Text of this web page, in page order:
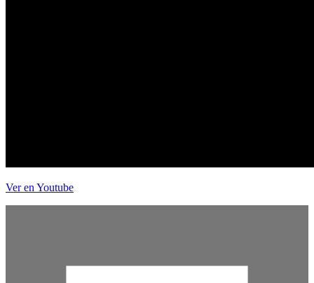
Ver en Youtube